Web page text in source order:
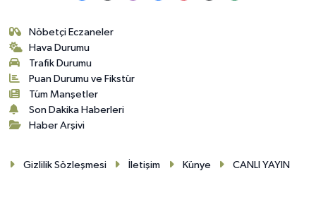
Nöbetçi Eczaneler
Hava Durumu
Trafik Durumu
Puan Durumu ve Fikstür
Tüm Manşetler
Son Dakika Haberleri
Haber Arşivi
Gizlilik Sözleşmesi İletişim Künye CANLI YAYIN